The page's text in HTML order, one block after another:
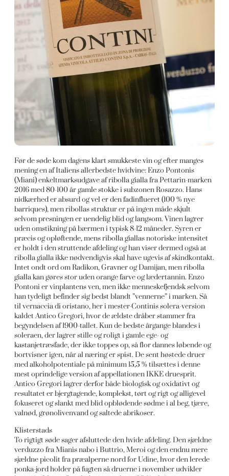
Før de søde kom dagens klart smukkeste vin og efter manges
mening en af Italiens allerbedste hvidvine: Enzo Pontonis
(Miani) enkeltmarksudgave af ribolla gialla fra Pettarin-marken
2016 med 80-100 år gamle stokke i subzonen Rosazzo. Hans
nidkærhed er absurd og vel er den fadinflueret (100 % nye
barriques), men ribollas struktur er på ingen måde skjult
selvom presningen er uendelig blid og langsom. Vinen lagrer
uden omstikning på bærmen i typisk 8-12 måneder. Syren er
præcis og opløftende, mens ribolla giallas notoriske intensitet
er holdt i den struttende afdeling og han viser dermed også at
ribolla gialla ikke nødvendigvis skal have ugevis af skindkontakt.
Intet ondt ord om Radikon, Gravner og Damijan, men ribolla
gialla kan gøres stor uden orange farve og lædertannin. Enzo
Pontoni er vinplantens ven, men ikke menneskefjendsk selvom
han tydeligt befinder sig bedst blandt ”vennerne” i marken. Så
til vernaccia di oristano, her i mester-Continis solera-version
kaldet Antico Gregori, hvor de ældste dråber stammer fra
begyndelsen af 1900-tallet. Kun de bedste årgange blandes i
soleraen, der lagrer stille og roligt i gamle ege- og
kastanjetræsfade, der ikke toppes op, så flor dannes løbende og
bortvisner igen, når al næring er spist. De sent høstede druer
med alkoholpotentiale på minimum 15,5 % tilsættes i denne
mest oprindelige version af appellationen IKKE druesprit.
Antico Gregori lagrer derfor både biologisk og oxidativt og
resultatet er bjergtagende, komplekst, tørt og rigt og alligevel
fokuseret og slankt med blid opblødende sødme i al beg, tjære,
valnød, grønolivenvand og saltede abrikoser.
Klisterstads
To rigtigt søde sager afsluttede den hvide afdeling. Den sjældne
verduzzo fra Mianis nabo i Buttrio, Meroi og den endnu mere
sjældne picolit fra præalperne nord for Udine, hvor den lerede
ponka-jord holder på fugten så druerne i november udvikler